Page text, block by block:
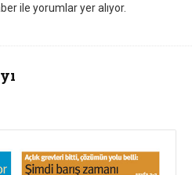
ile yorumlar yer alıyor.